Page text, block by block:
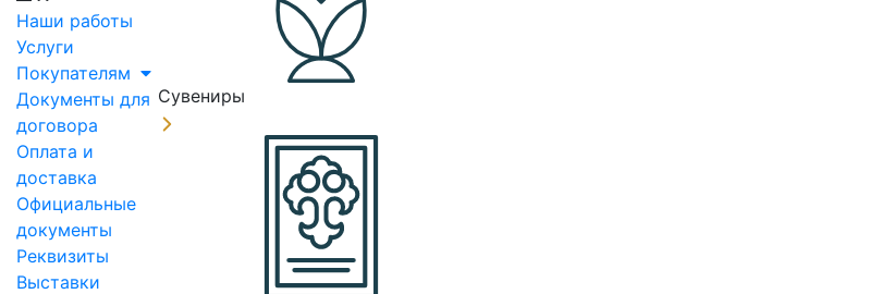
Наши работы
Услуги
Покупателям
Документы для
договора
Оплата и
доставка
Официальные
документы
Реквизиты
Выставки
Сувениры